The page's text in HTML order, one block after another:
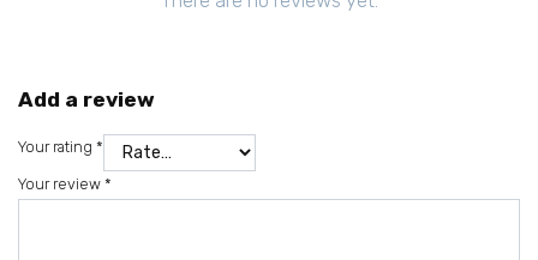
Add a review
Your rating *
Your review *